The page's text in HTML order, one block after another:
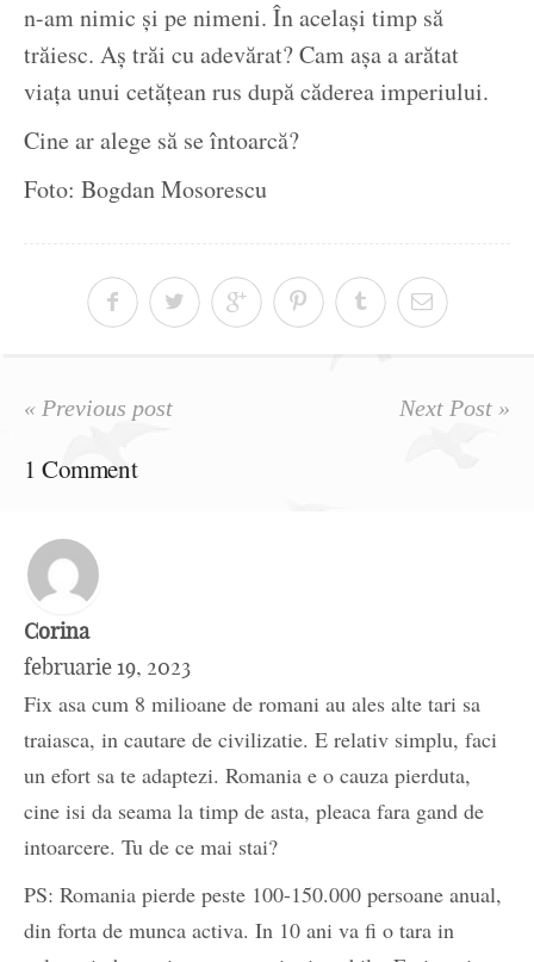
n-am nimic și pe nimeni. În același timp să
trăiesc. Aș trăi cu adevărat? Cam așa a arătat
viața unui cetățean rus după căderea imperiului.
Cine ar alege să se întoarcă?
Foto: Bogdan Mosorescu
« Previous post Next Post »
1 Comment
Corina
februarie 19, 2023
Fix asa cum 8 milioane de romani au ales alte tari sa
traiasca, in cautare de civilizatie. E relativ simplu, faci
un efort sa te adaptezi. Romania e o cauza pierduta,
cine isi da seama la timp de asta, pleaca fara gand de
intoarcere. Tu de ce mai stai?
PS: Romania pierde peste 100-150.000 persoane anual,
din forta de munca activa. In 10 ani va fi o tara in